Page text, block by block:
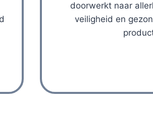
doorwerkt naar
veiligheid en